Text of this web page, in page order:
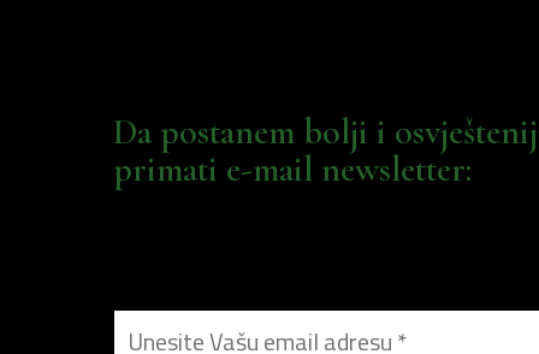
Da postanem bolji i
primati e-mail newsletter: